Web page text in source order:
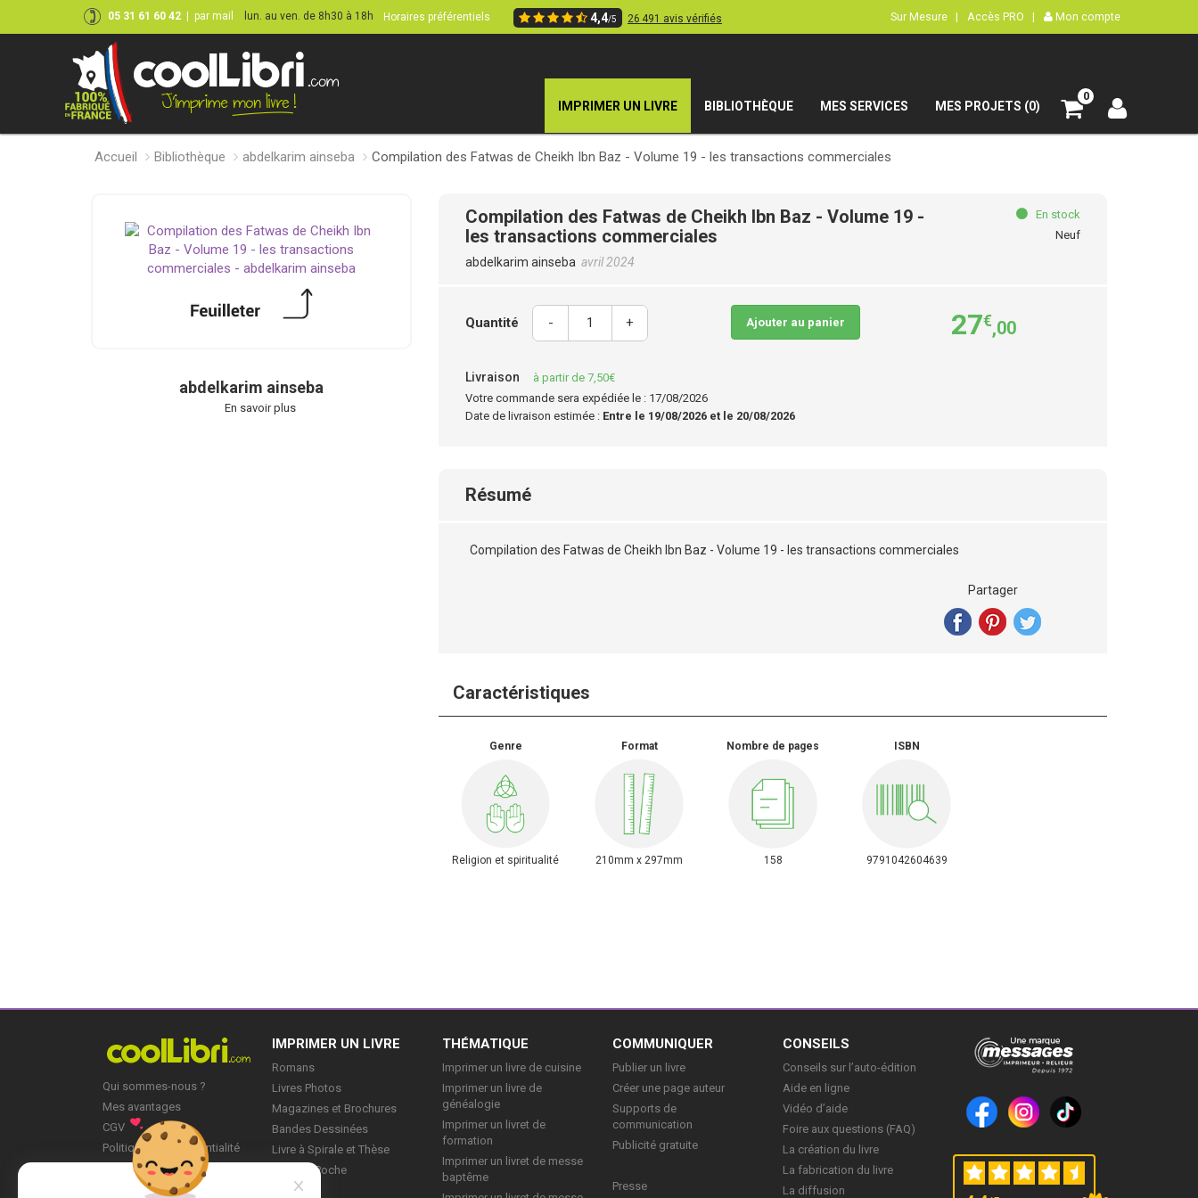
05 31 61 60 42 par mail lun. au ven. de 8h30 à 18h Horaires préférentiels 4,4/5 26 491 avis vérifiés Sur Mesure | Accès PRO | Mon compte
IMPRIMER UN LIVRE BIBLIOTHÈQUE MES SERVICES MES PROJETS (0)
0
Accueil Bibliothèque abdelkarim ainseba Compilation des Fatwas de Cheikh Ibn Baz - Volume 19 - les transactions commerciales
abdelkarim ainseba
En savoir plus
Compilation des Fatwas de Cheikh Ibn Baz - Volume 19 -
les transactions commerciales
abdelkarim ainseba avril 2024
En stock
Neuf
Quantité - + Ajouter au panier 27€,00
Livraison
à partir de 7,50€
Votre commande sera expédiée le : 17/08/2026
Date de livraison estimée : Entre le 19/08/2026 et le 20/08/2026
Résumé
Compilation des Fatwas de Cheikh Ibn Baz - Volume 19 - les transactions commerciales
Partager
Caractéristiques
Genre
Religion et spiritualité
Format
210mm x 297mm
Nombre de pages
158
ISBN
9791042604639
Qui sommes-nous ?
Mes avantages
CGV
Politique de Confidentialité
Mes Projets
IMPRIMER UN LIVRE
Romans
Livres Photos
Magazines et Brochures
Bandes Dessinées
Livre à Spirale et Thèse
Livre de Poche
THÉMATIQUE
Imprimer un livre de cuisine
Imprimer un livre de
généalogie
Imprimer un livret de
formation
Imprimer un livret de messe
baptême
COMMUNIQUER
Publier un livre
Créer une page auteur
Supports de
communication
Publicité gratuite
Presse
CONSEILS
Conseils sur l’auto-édition
Aide en ligne
Vidéo d’aide
Foire aux questions (FAQ)
La création du livre
La fabrication du livre
La diffusion